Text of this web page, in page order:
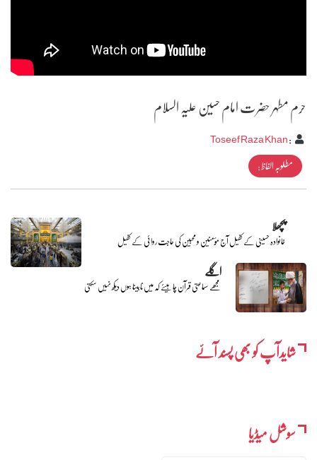
حرم مطہر حضرت امام حسین علیہ السلام
:
Toseef Raza Khan
مطلوبہ الفاظ :
پچھلا
خانوادہ حسینی کے کفیل آج مؤمنین و محبین کی حاجت روائی کے کفیل
اگلے
مجھے سماعتی قرآن چاہیئے کہ میں نابینا ہوں دیکھ نہیں سکتی
شایدآپ کو بھی پسند آئے
سوشل میڈیا